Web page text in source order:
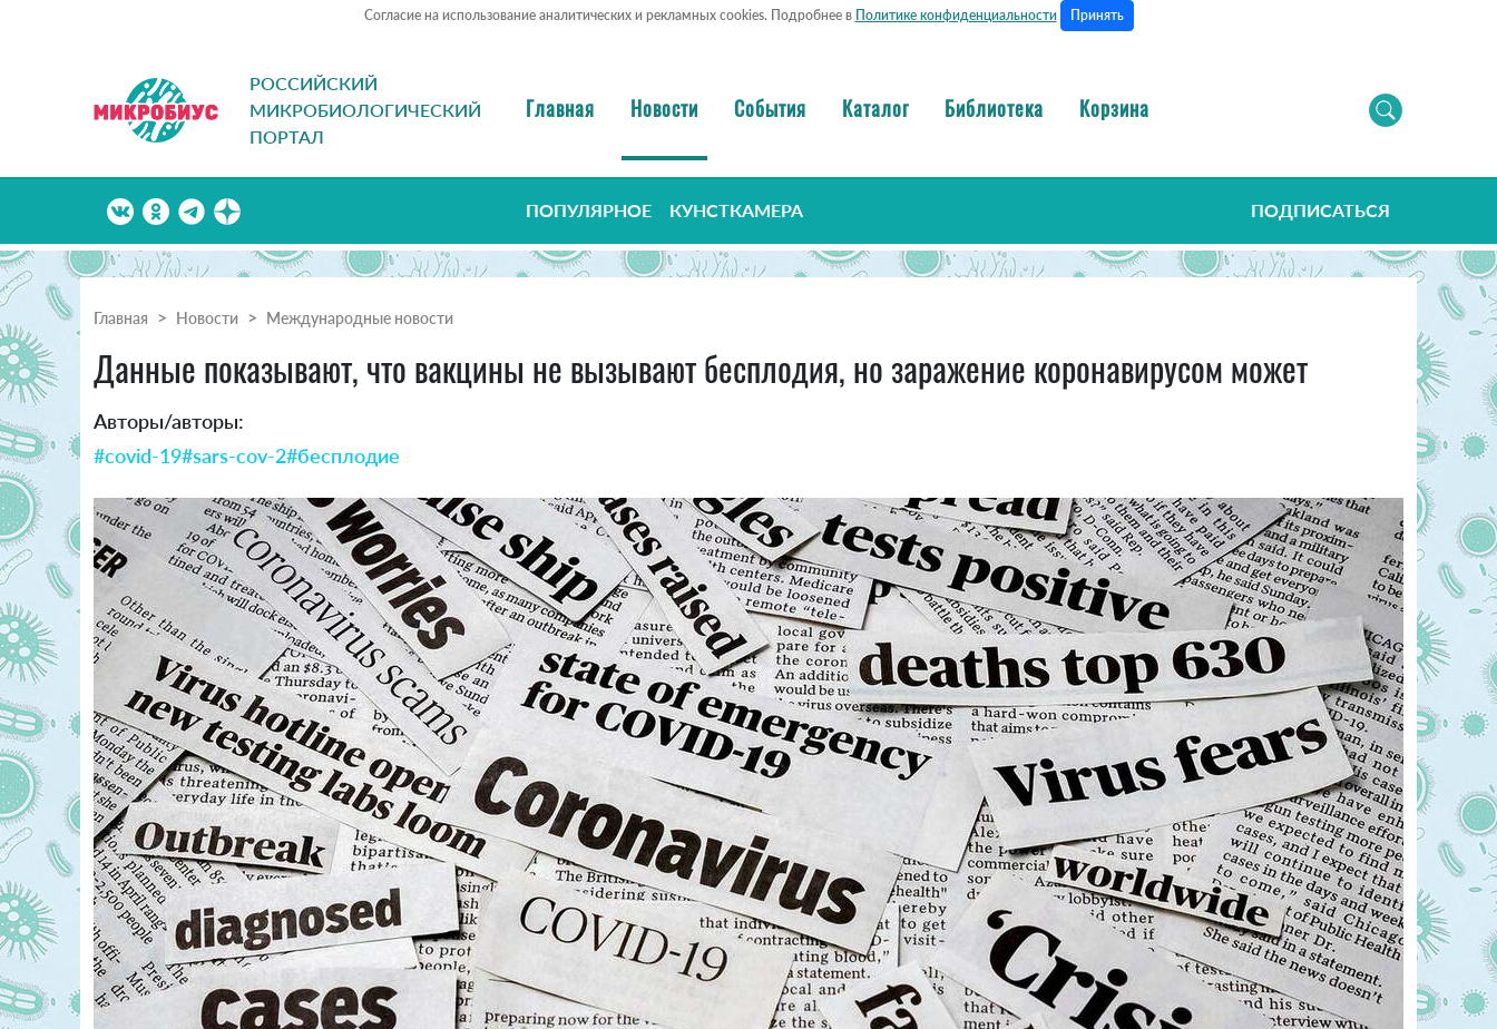
Согласие на использование аналитических и рекламных cookies. Подробнее в Политике конфиденциальности Принять
РОССИЙСКИЙ
МИКРОБИОЛОГИЧЕСКИЙ
ПОРТАЛ
Главная Новости События Каталог Библиотека Корзина
ПОПУЛЯРНОЕ КУНСТКАМЕРА ПОДПИСАТЬСЯ
Главная Новости Международные новости
Данные показывают, что вакцины не вызывают бесплодия, но заражение коронавирусом может
Авторы/авторы:
#covid-19#sars-cov-2#бесплодие